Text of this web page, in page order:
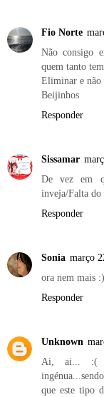
Fio Norte
Não consigo
quem tanto
Eliminar e não
Beijinhos
Responder
Sissamar
De vez em
inveja/Falta do
Responder
Sonia março
ora nem mais
Responder
Unknown
Ai, ai... :(
que este tipo